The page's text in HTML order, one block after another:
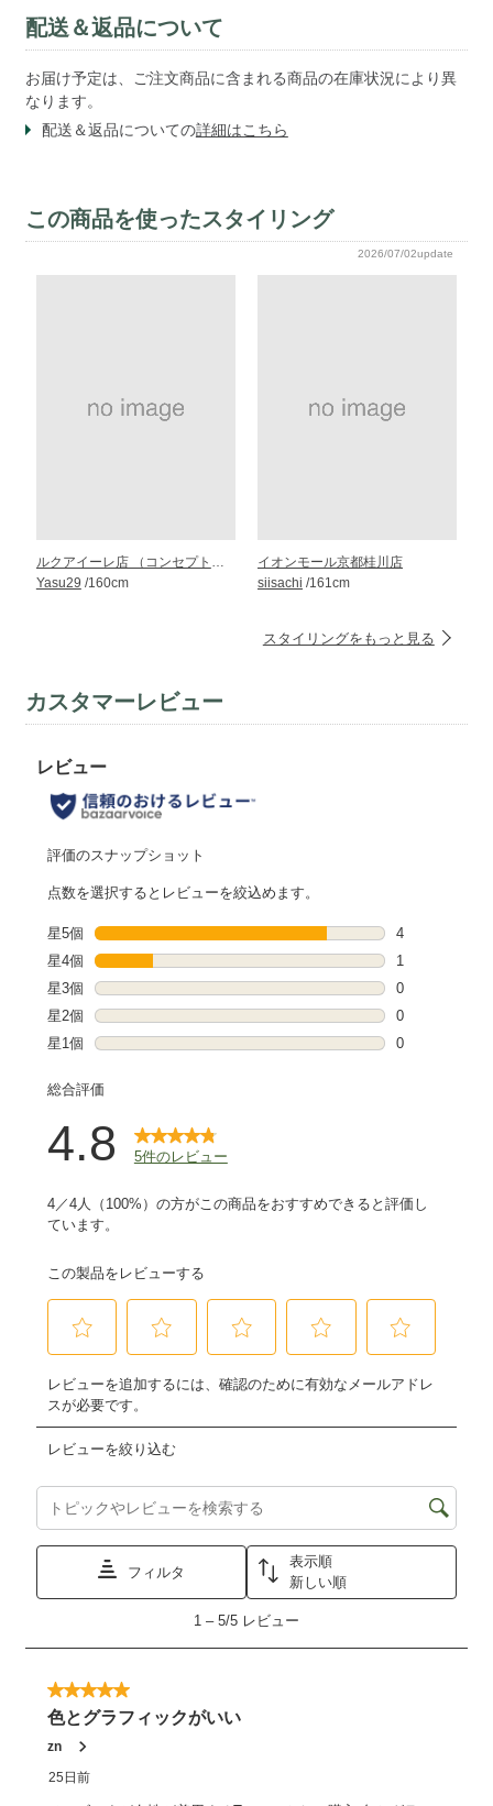
配送＆返品について
お届け予定は、ご注文商品に含まれる商品の在庫状況により異
なります。
配送＆返品についての詳細はこちら
この商品を使ったスタイリング
2026/07/02update
ルクアイーレ店 （コンセプト・ストア）
Yasu29 /160cm
イオンモール京都桂川店
siisachi /161cm
スタイリングをもっと見る
カスタマーレビュー